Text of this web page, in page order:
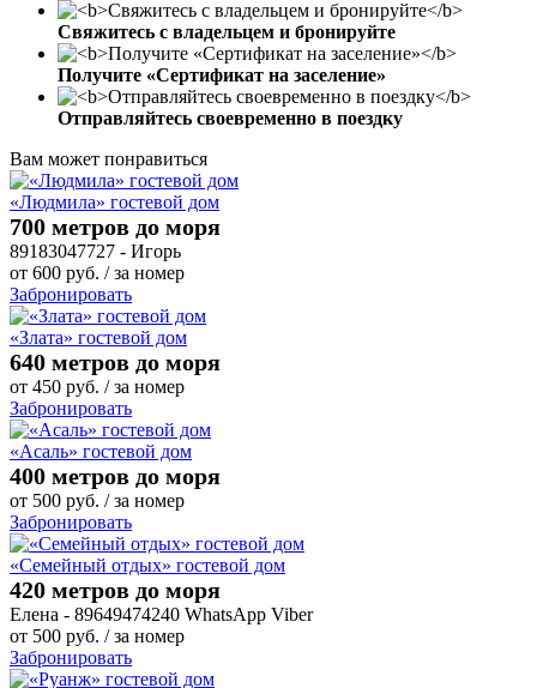
Свяжитесь с владельцем и бронируйте
Получите «Сертификат на заселение»
Отправляйтесь своевременно в поездку
Вам может понравиться
«Людмила» гостевой дом
700 метров до моря
89183047727 - Игорь
от 600 руб. / за номер
Забронировать
«Злата» гостевой дом
640 метров до моря
от 450 руб. / за номер
Забронировать
«Асаль» гостевой дом
400 метров до моря
от 500 руб. / за номер
Забронировать
«Семейный отдых» гостевой дом
420 метров до моря
Елена - 89649474240 WhatsApp Viber
от 500 руб. / за номер
Забронировать